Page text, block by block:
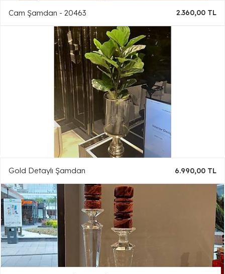
Cam Şamdan - 20463 2.360,00 TL
Gold Detaylı Şamdan 6.990,00 TL